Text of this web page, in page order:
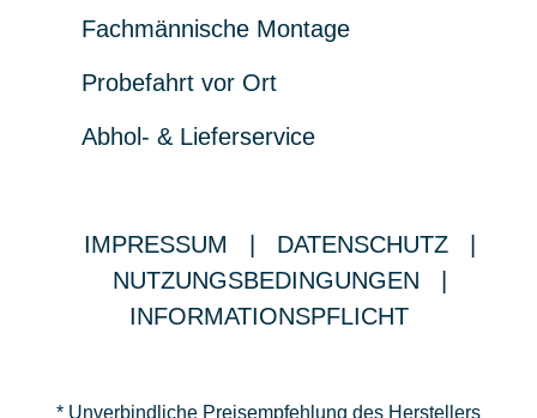
Fachmännische Montage
Probefahrt vor Ort
Abhol- & Lieferservice
IMPRESSUM DATENSCHUTZ
NUTZUNGSBEDINGUNGEN
INFORMATIONSPFLICHT
* Unverbindliche Preisempfehlung des Herstellers